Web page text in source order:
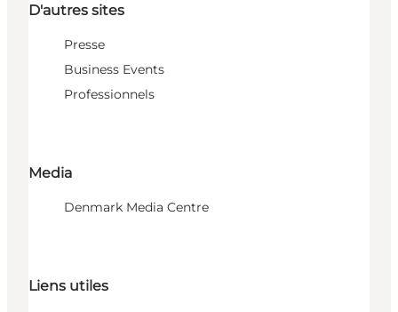
D'autres sites
Presse
Business Events
Professionnels
Media
Denmark Media Centre
Liens utiles